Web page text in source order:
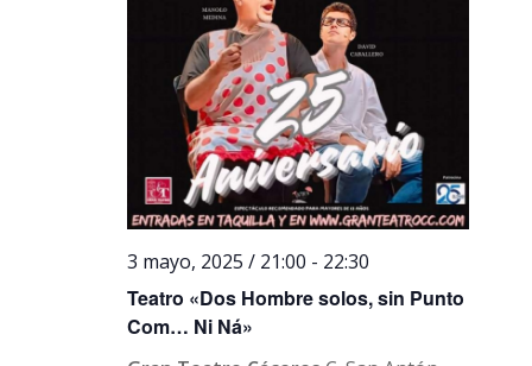
Teatro «Dos Hombre solos, sin Punto
Com… Ni Ná»
3 mayo, 2025 / 21:00 - 22:30